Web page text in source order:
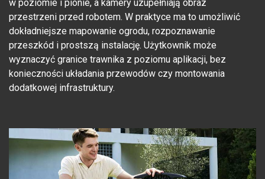
w poziomie i pionie, a kamery uzupełniają obraz
przestrzeni przed robotem. W praktyce ma to umożliwić
dokładniejsze mapowanie ogrodu, rozpoznawanie
przeszkód i prostszą instalację. Użytkownik może
wyznaczyć granice trawnika z poziomu aplikacji, bez
konieczności układania przewodów czy montowania
dodatkowej infrastruktury.